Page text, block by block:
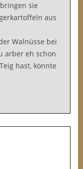
sie
aus
Walnüsse bei
arber eh schon
hast, könnte